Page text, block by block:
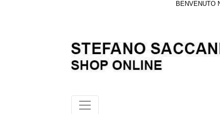
BENVENUTO